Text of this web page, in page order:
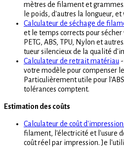
mètres de filament et
le poids, d'autres la longueur,
Calculateur de séchage de
et le temps corrects pour
PETG, ABS, TPU, Nylon et
tueur silencieux de la qualité
Calculateur de retrait matériau
votre modèle pour compenser
Particulièrement utile pour
tolérances comptent.
Estimation des coûts
Calculateur de coût d'impression
filament, l'électricité et l'usure
coût réel par impression. Je